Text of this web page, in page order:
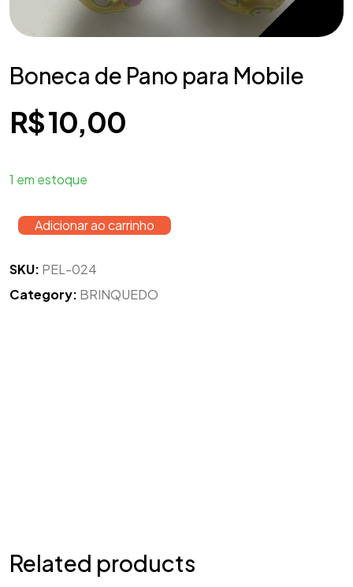
Boneca de Pano para Mobile
R$10,00
1 em estoque
Adicionar ao carrinho
SKU: PEL-024
Category: BRINQUEDO
Related products